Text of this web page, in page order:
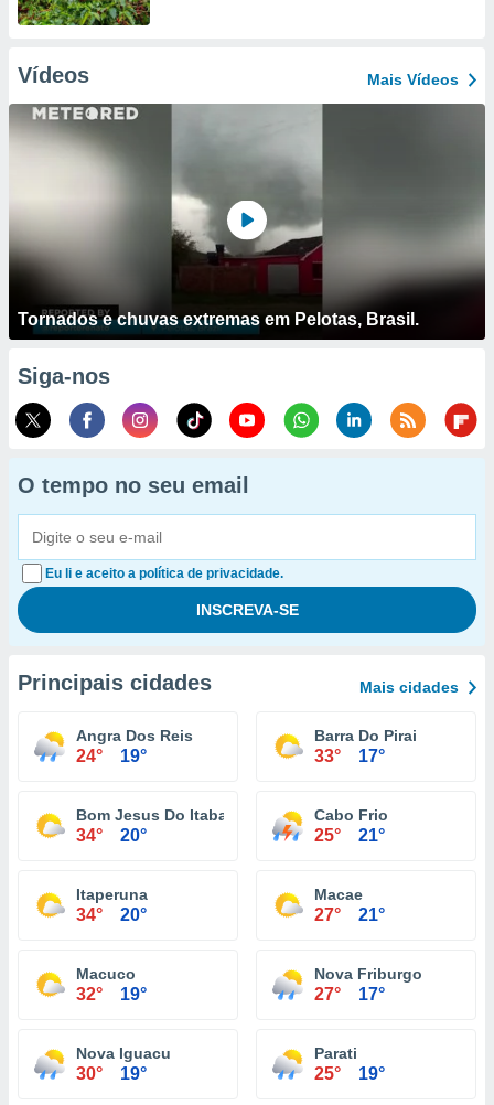
Vídeos Mais Vídeos
Tornados e chuvas extremas em Pelotas, Brasil.
Siga-nos
O tempo no seu email
Eu li e aceito a política de privacidade.
Principais cidades Mais cidades
Angra Dos Reis
24° 19°
Barra Do Pirai
33° 17°
Bom Jesus Do Itabapoana
34° 20°
Cabo Frio
25° 21°
Itaperuna
34° 20°
Macae
27° 21°
Macuco
32° 19°
Nova Friburgo
27° 17°
Nova Iguacu
30° 19°
Parati
25° 19°